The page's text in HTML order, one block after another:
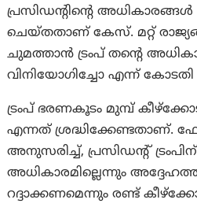
പ്രസിഡന്റിന്റെ
ചെയ്തതാണ് കേസ്. മറ്റ്
ചുമത്താൻ ട്രംപ് തന്റെ
വിനിയോഗിച്ചോ എന്ന് കോടതി
ട്രംപ് ഭരണകൂടം മുമ്പ്
എന്നത് ശ്രദ്ധിക്കേണ്ടതാണ്.
അനുസരിച്ച്, പ്രസിഡന്റ്
അധികാരമില്ലെന്നും
റദ്ദാക്കണമെന്നും രണ്ട്